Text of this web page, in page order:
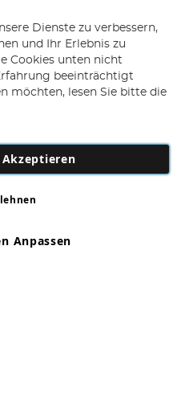
& SPAREN
863029607
Dienste zu verbessern,
und Ihr Erlebnis zu
Cookies unten nicht
beeinträchtigt
möchten, lesen Sie bitte die
Anpassen